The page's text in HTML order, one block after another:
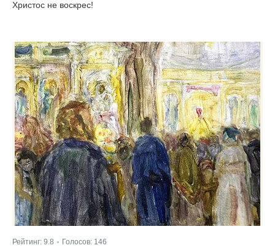
Христос не воскрес!
Рейтинг: 9.8 Голосов: 146